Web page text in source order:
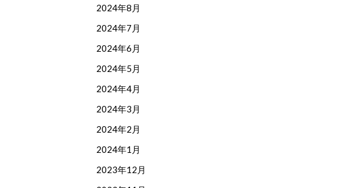
2024年8月
2024年7月
2024年6月
2024年5月
2024年4月
2024年3月
2024年2月
2024年1月
2023年12月